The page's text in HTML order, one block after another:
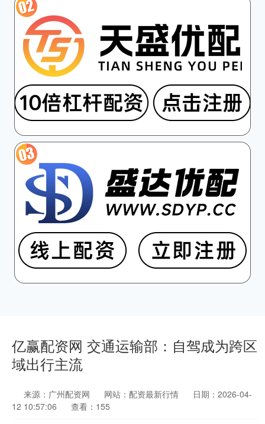
亿赢配资网 交通运输部：自驾成为跨区
域出行主流
来源：广州配资网 网站：配资最新行情
日期：2026-04-
12 10:57:06
查看：155